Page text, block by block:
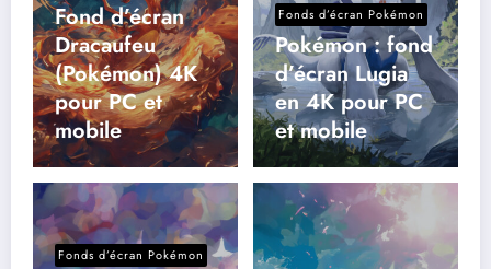
Fond d’écran
Dracaufeu
(Pokémon) 4K
pour PC et
mobile
Fonds d’écran Pokémon
Pokémon : fond
d’écran Lugia
en 4K pour PC
et mobile
Fonds d’écran Pokémon